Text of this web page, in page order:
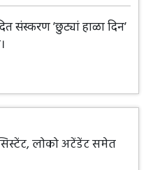
संस्करण ’छुट्यां हाळा दिन’
लोको अटेंडेंट समेत